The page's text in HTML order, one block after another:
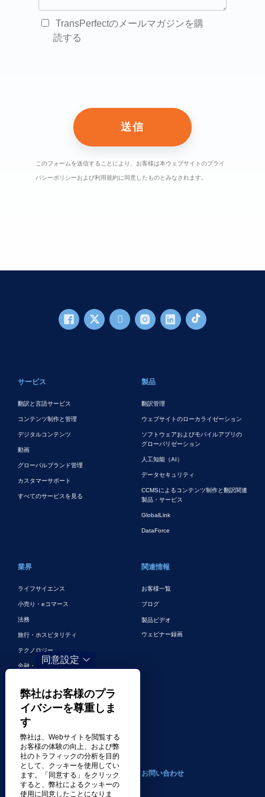
TransPerfectのメールマガジンを購
読する
このフォームを送信することにより、お客様は本ウェブサイトのプライ
バシーポリシーおよび利用規約に同意したものとみなされます。
サービス
翻訳と言語サービス
コンテンツ制作と管理
デジタルコンテンツ
動画
グローバルブランド管理
カスタマーサポート
すべてのサービスを見る
製品
翻訳管理
ウェブサイトのローカライゼーション
ソフトウェアおよびモバイルアプリの
グローバリゼーション
人工知能（AI）
データセキュリティ
CCMSによるコンテンツ制作と翻訳関連
製品・サービス
GlobalLink
DataForce
業界
ライフサイエンス
小売り・eコマース
法務
旅行・ホスピタリティ
テクノロジー
金融・銀行
エンターテイメント
デジタルマーケティングとデジタル広
告
その他の業界
関連情報
お客様一覧
ブログ
製品ビデオ
ウェビナー録画
会社案内
トランスパーフェクトについて
お問い合わせ
同意設定
弊社はお客様のプラ
イバシーを尊重しま
す
弊社は、Webサイトを閲覧する
お客様の体験の向上、および弊
社のトラフィックの分析を目的
として、クッキーを使用してい
ます。「同意する」をクリック
すると、弊社によるクッキーの
使用に同意したことになりま